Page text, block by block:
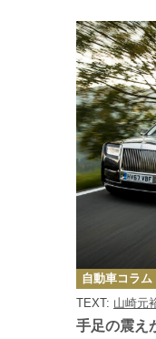
手足の震
TEXT: 山崎元
カ
テ
ゴ
リ
ー
自動車コラム